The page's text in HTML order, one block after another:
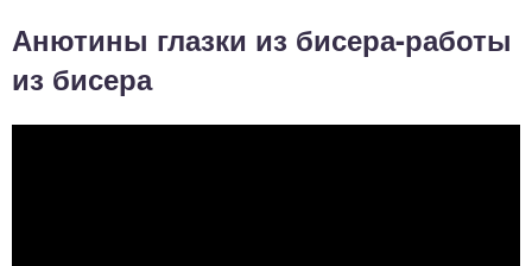
Анютины глазки из бисера-работы
из бисера